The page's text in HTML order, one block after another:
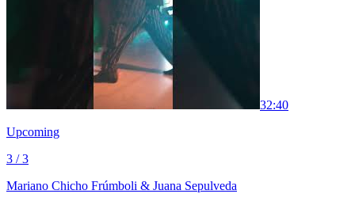
32:40
Upcoming
3 / 3
Mariano Chicho Frúmboli & Juana Sepulveda